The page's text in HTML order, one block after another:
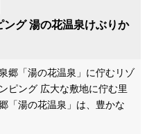
グ 湯の花温泉けぶりか
郷「湯の花温泉」に佇むリゾ
ピング 広大な敷地に佇む里
「湯の花温泉」は、豊かな